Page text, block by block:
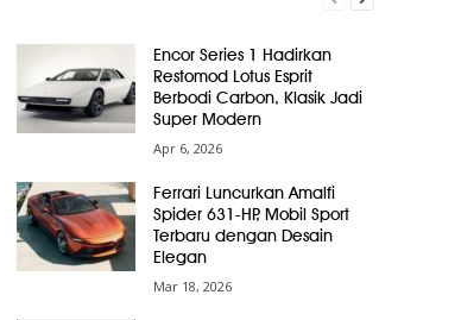
Encor Series 1 Hadirkan
Restomod Lotus Esprit
Berbodi Carbon, Klasik Jadi
Super Modern
Apr 6, 2026
Ferrari Luncurkan Amalfi
Spider 631-HP, Mobil Sport
Terbaru dengan Desain
Elegan
Mar 18, 2026